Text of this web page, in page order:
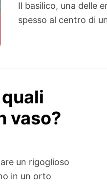
Il basilico, una delle
spesso al centro di
vaso?
un rigoglioso
in un orto